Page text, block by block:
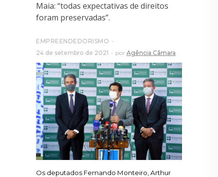
Maia: “todas expectativas de direitos
foram preservadas”.
EMPREENDEDORISMO
24 de setembro de 2021
por Agência Câmara
Os deputados Fernando Monteiro, Arthur